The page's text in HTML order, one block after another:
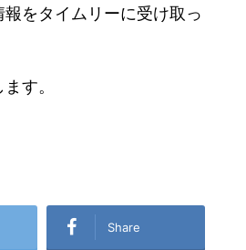
報をタイムリーに受け取っ
す。
Share